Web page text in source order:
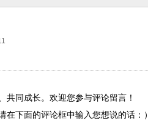
共同成长。欢迎您参与评论留言！
在下面的评论框中输入您想说的话：）